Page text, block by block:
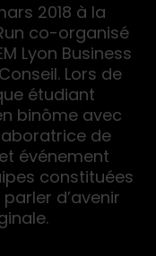
2018 à la
co-organisé
Lyon Business
Lors de
étudiant
binôme avec
de
événement
constituées
d’avenir